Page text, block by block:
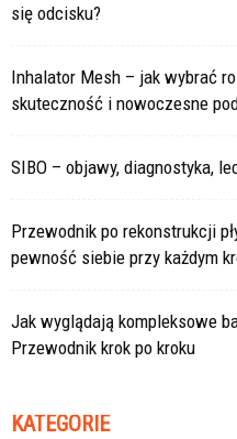
się odcisku?
Inhalator Mesh – jak wybrać
skuteczność i nowoczesne
SIBO – objawy, diagnostyka,
Przewodnik po rekonstrukcji
pewność siebie przy każdym
Jak wyglądają kompleksowe
Przewodnik krok po kroku
KATEGORIE